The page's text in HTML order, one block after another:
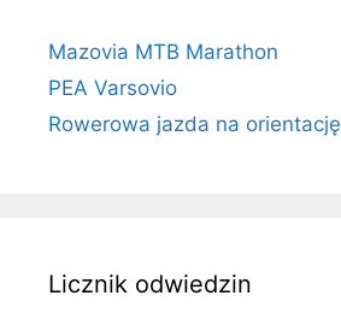
Mazovia MTB Marathon
PEA Varsovio
Rowerowa jazda na orientację
Licznik odwiedzin